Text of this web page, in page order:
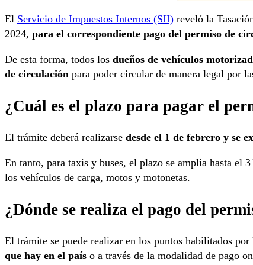
El Servicio de Impuestos Internos (SII) reveló la
2024, para el correspondiente pago del permiso de
De esta forma, todos los dueños de vehículos
de circulación para poder circular de manera legal por
¿Cuál es el plazo para pagar el
El trámite deberá realizarse desde el 1 de febrero y se
En tanto, para taxis y buses, el plazo se amplía hasta el
los vehículos de carga, motos y motonetas.
¿Dónde se realiza el pago del
El trámite se puede realizar en los puntos habilitados
que hay en el país o a través de la modalidad de pago